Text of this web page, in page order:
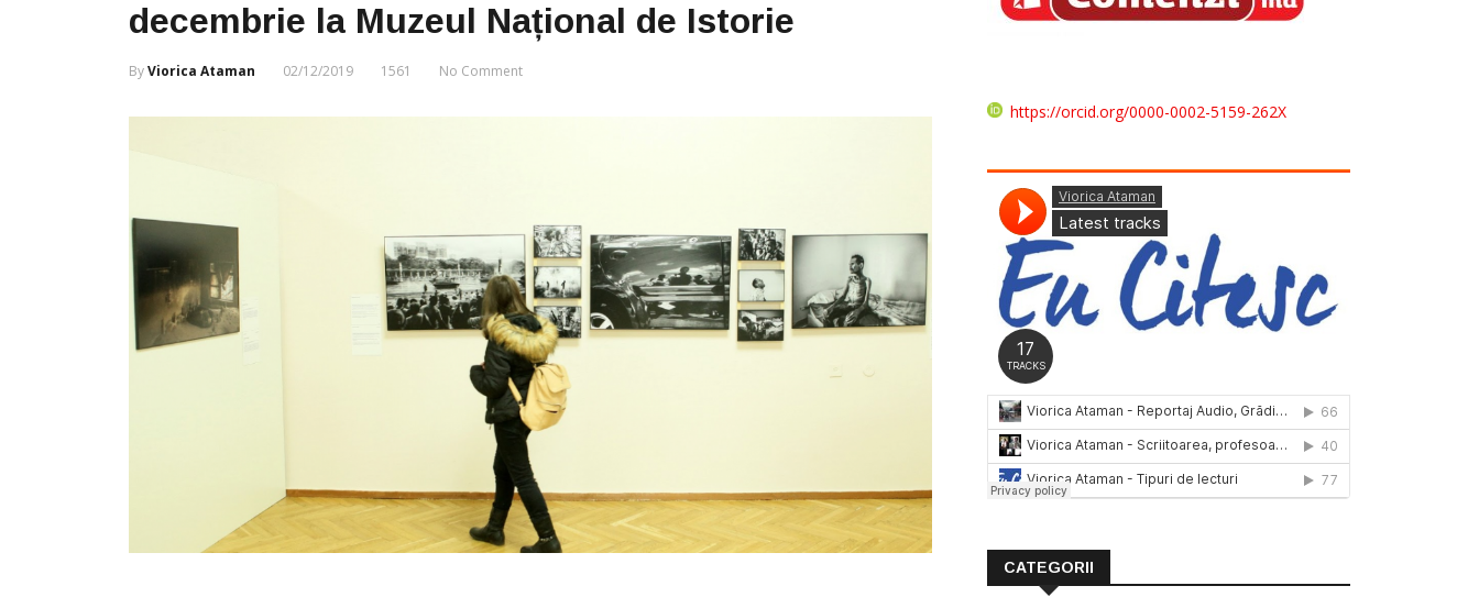
decembrie la Muzeul Național de Istorie
ByViorica Ataman 02/12/2019 1561 No Comment
https://orcid.org/0000-0002-5159-262X
CATEGORII